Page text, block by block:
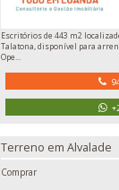
Escritórios de 443 m2
Talatona, disponível para arrendamento.
Ope...
Terreno em Alvalade
Comprar